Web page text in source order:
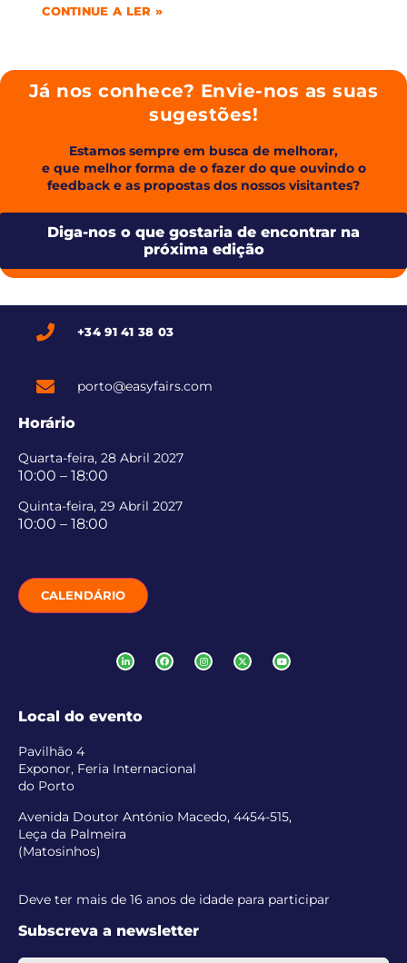
CONTINUE A LER »
Já nos conhece? Envie-nos as suas
sugestões!
Estamos sempre em busca de melhorar,
e que melhor forma de o fazer do que ouvindo o
feedback e as propostas dos nossos visitantes?
Diga-nos o que gostaria de encontrar na
próxima edição
+34 91 41 38 03
porto@easyfairs.com
Horário
Quarta-feira, 28 Abril 2027
10:00 – 18:00
Quinta-feira, 29 Abril 2027
10:00 – 18:00
CALENDÁRIO
Local do evento
Pavilhão 4
Exponor, Feria Internacional
do Porto
Avenida Doutor António Macedo, 4454-515,
Leça da Palmeira
(Matosinhos)
Deve ter mais de 16 anos de idade para participar
Subscreva a newsletter